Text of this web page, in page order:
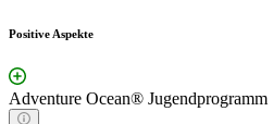
Positive Aspekte
Adventure Ocean® Jugendprogramm